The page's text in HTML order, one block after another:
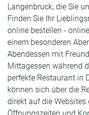
Langenbruck, die Sie
Finden Sie Ihr
online bestellen -
einem besonderen
Abendessen mit
Mittagessen während
perfekte Restaurant in
können sich über die
direkt auf die Websites